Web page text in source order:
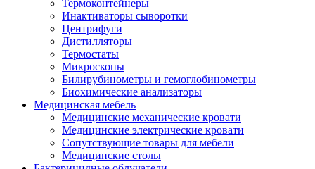
Термоконтейнеры
Инактиваторы сыворотки
Центрифуги
Дистилляторы
Термостаты
Микроскопы
Билирубинометры и гемоглобинометры
Биохимические анализаторы
Медицинская мебель
Медицинские механические кровати
Медицинские электрические кровати
Сопутствующие товары для мебели
Медицинские столы